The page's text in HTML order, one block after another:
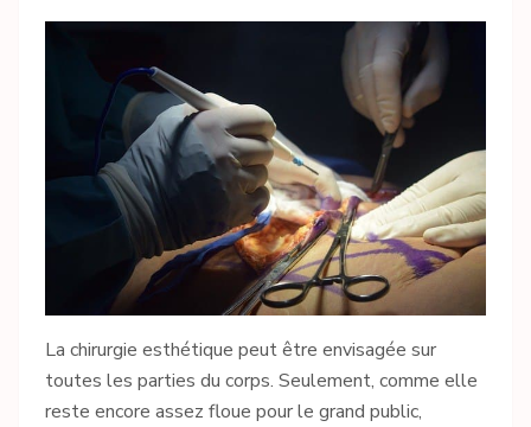
La chirurgie esthétique peut être envisagée sur
toutes les parties du corps. Seulement, comme elle
reste encore assez floue pour le grand public,